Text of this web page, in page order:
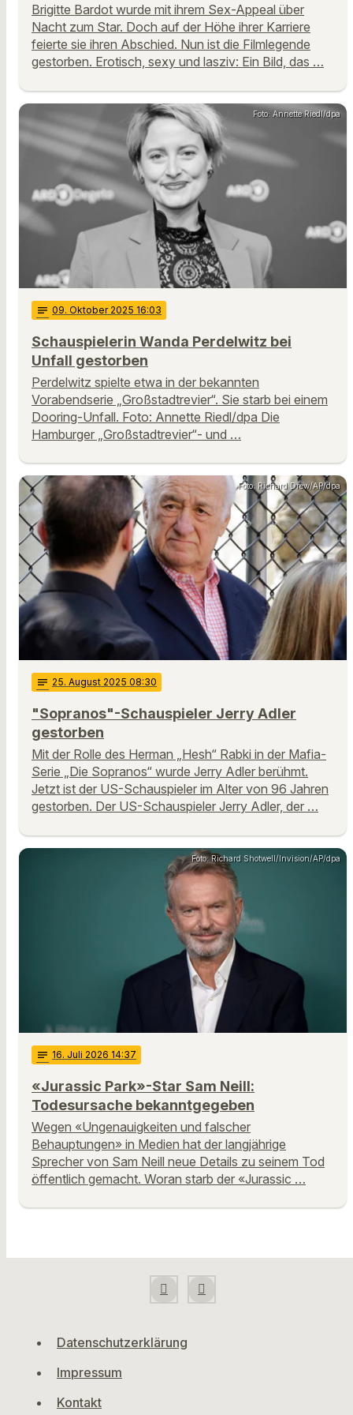
Brigitte Bardot wurde mit ihrem Sex-Appeal über
Nacht zum Star. Doch auf der Höhe ihrer Karriere
feierte sie ihren Abschied. Nun ist die Filmlegende
gestorben. Erotisch, sexy und lasziv: Ein Bild, das …
Foto: Annette Riedl/dpa
notes 09. Oktober 2025 16:03
Schauspielerin Wanda Perdelwitz bei
Unfall gestorben
Perdelwitz spielte etwa in der bekannten
Vorabendserie „Großstadtrevier“. Sie starb bei einem
Dooring-Unfall. Foto: Annette Riedl/dpa Die
Hamburger „Großstadtrevier“- und …
Foto: Richard Drew/AP/dpa
notes 25. August 2025 08:30
"Sopranos"-Schauspieler Jerry Adler
gestorben
Mit der Rolle des Herman „Hesh“ Rabki in der Mafia-
Serie „Die Sopranos“ wurde Jerry Adler berühmt.
Jetzt ist der US-Schauspieler im Alter von 96 Jahren
gestorben. Der US-Schauspieler Jerry Adler, der …
Foto: Richard Shotwell/Invision/AP/dpa
notes 16. Juli 2026 14:37
«Jurassic Park»-Star Sam Neill:
Todesursache bekanntgegeben
Wegen «Ungenauigkeiten und falscher
Behauptungen» in Medien hat der langjährige
Sprecher von Sam Neill neue Details zu seinem Tod
öffentlich gemacht. Woran starb der «Jurassic …
Datenschutzerklärung
Impressum
Kontakt